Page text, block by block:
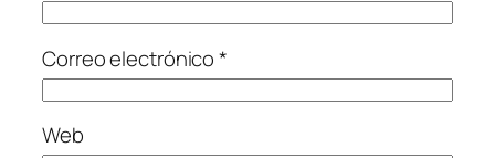
Correo electrónico*
Web